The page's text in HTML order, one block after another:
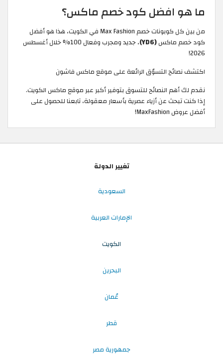
ما هو افضل كود خصم ماكس؟
من بين كل كوبونات خصم Max Fashion في الكويت، هذا هو أفضل
كود خصم ماكس(YD6)
، جديد ومجرب وفعال 100% خلال أغسطس
2026!
اكتشف نصائح التسوّق الرائعة على موقع ماكس فاشون
نقدم لك أهم النصائح للتسوق بتوفير أكبر عبر موقع ماكس الكويت.
إذا كنت تبحث عن أزياء عصرية بأسعار معقولة، تابعنا للحصول على
أفضل عروض MaxFashion!
تغيير الدولة
السعودية
الإمارات العربية
الكويت
البحرين
عُمان
قطر
جمهورية مصر